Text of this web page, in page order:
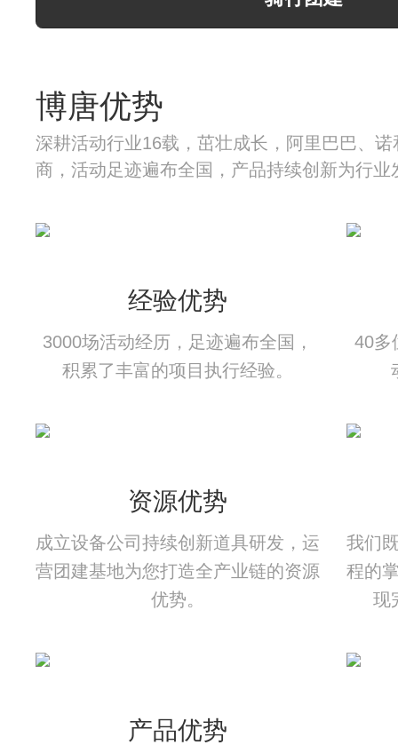
博唐优势
深耕活动行业16载，茁壮成长，阿里巴巴、
商，活动足迹遍布全国，产品持续创新为行业
经验优势
3000场活动经历，足迹遍布全国，
积累了丰富的项目执行经验。
40多
资源优势
成立设备公司持续创新道具研发，运
营团建基地为您打造全产业链的资源
优势。
我们
程的
现
产品优势